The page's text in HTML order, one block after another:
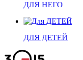
ДЛЯ НЕГО
ДЛЯ ДЕТЕЙ